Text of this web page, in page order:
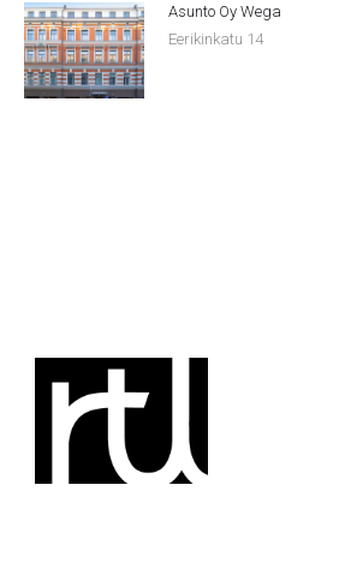
Asunto Oy Wega
Eerikinkatu 14